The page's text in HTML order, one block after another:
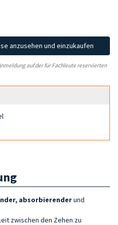
anzusehen und einzukaufen
auf der für Fachleute reservierten
absorbierenderund
zwischen den Zehen zu